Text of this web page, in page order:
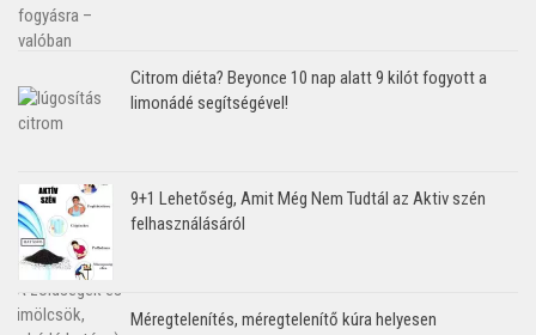
Citrom diéta? Beyonce 10 nap alatt 9 kilót fogyott a
limonádé segítségével!
9+1 Lehetőség, Amit Még Nem Tudtál az Aktiv szén
felhasználásáról
Méregtelenítés, méregtelenítő kúra helyesen